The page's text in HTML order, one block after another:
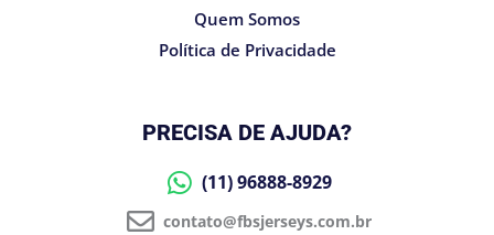
Quem Somos
Política de Privacidade
PRECISA DE AJUDA?
(11) 96888-8929
contato@fbsjerseys.com.br